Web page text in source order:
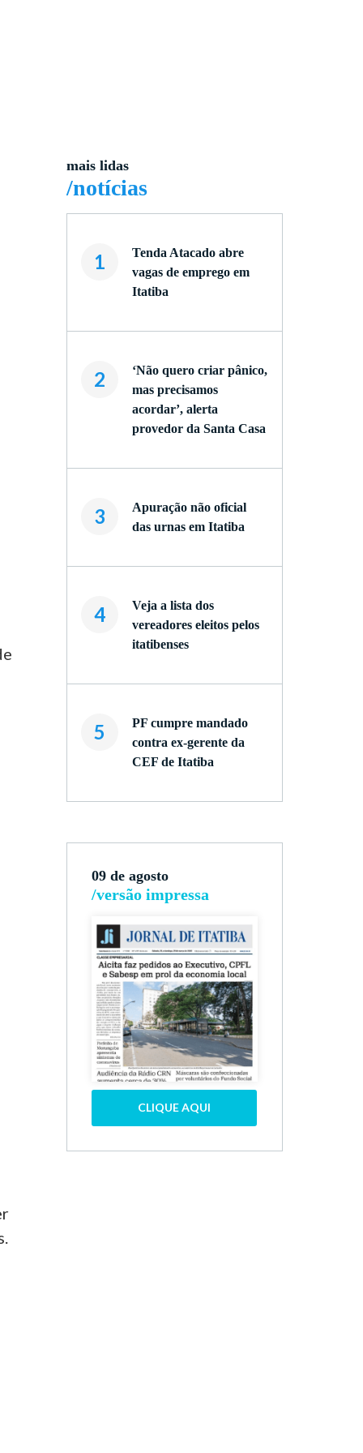
mais lidas
/notícias
1
Tenda Atacado abre
vagas de emprego em
Itatiba
2
‘Não quero criar pânico,
mas precisamos
acordar’, alerta
provedor da Santa Casa
3
Apuração não oficial
das urnas em Itatiba
4
Veja a lista dos
vereadores eleitos pelos
itatibenses
5
PF cumpre mandado
contra ex-gerente da
CEF de Itatiba
09 de agosto
/versão impressa
CLIQUE AQUI